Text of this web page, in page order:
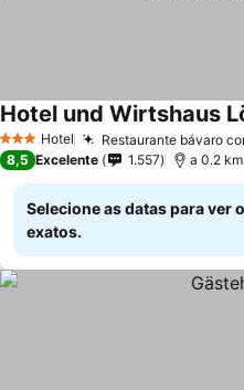
3 EstrelasHotel Restaurante bávaro
Hotel und Wirtshaus
8,5 Excelente 1.557 a 0.2
Selecione as datas para ver
exatos.